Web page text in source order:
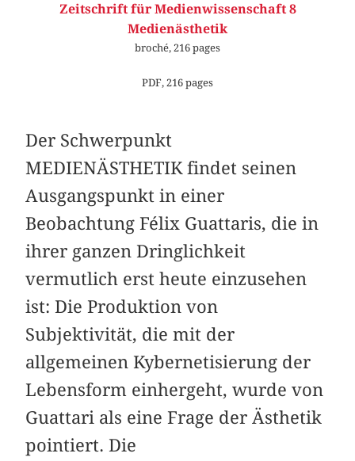
Zeitschrift für Medienwissenschaft 8
Medienästhetik
broché, 216 pages
PDF, 216 pages
Der Schwerpunkt
MEDIENÄSTHETIK findet seinen
Ausgangspunkt in einer
Beobachtung Félix Guattaris, die in
ihrer ganzen Dringlichkeit
vermutlich erst heute einzusehen
ist: Die Produktion von
Subjektivität, die mit der
allgemeinen Kybernetisierung der
Lebensform einhergeht, wurde von
Guattari als eine Frage der Ästhetik
pointiert. Die